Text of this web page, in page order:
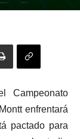
Campeonato
enfrentará
pactado para